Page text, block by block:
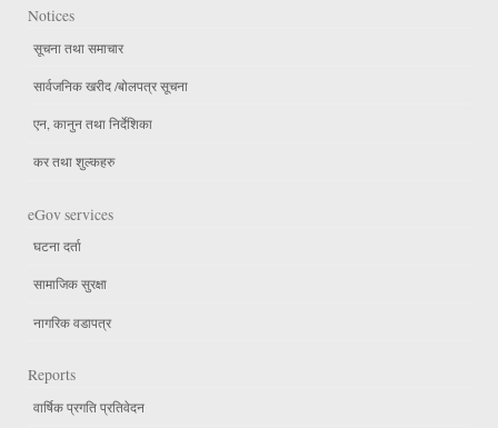
Notices
सूचना तथा समाचार
सार्वजनिक खरीद /बोलपत्र सूचना
एन, कानुन तथा निर्देशिका
कर तथा शुल्कहरु
eGov services
घटना दर्ता
सामाजिक सुरक्षा
नागरिक वडापत्र
Reports
वार्षिक प्रगति प्रतिवेदन